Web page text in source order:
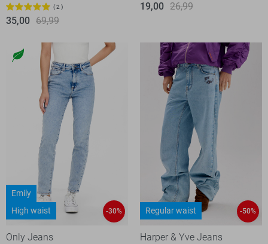
2
35,00 69,99
19,00 26,99
Emily
High waist
-30%
Only Jeans
Regular waist -50%
Harper & Yve Jeans